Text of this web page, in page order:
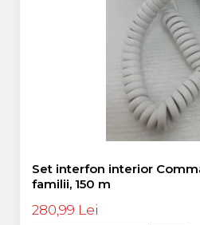
Set interfon interior
familii, 150 m
280,99 Lei